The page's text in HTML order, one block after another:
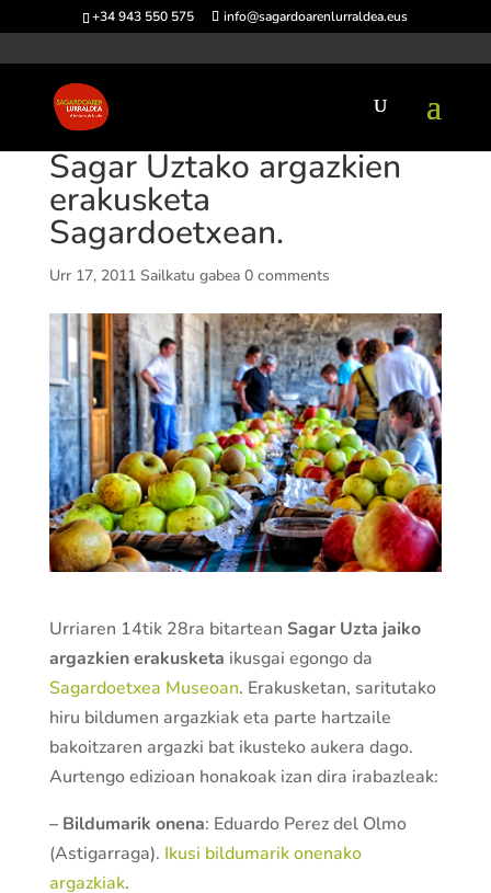
+34 943 550 575 info@sagardoarenlurraldea.eus
Sagar Uztako argazkien
erakusketa
Sagardoetxean.
Urr 17, 2011 Sailkatu gabea 0 comments
Urriaren 14tik 28ra bitartean Sagar Uzta jaiko
argazkien erakusketa ikusgai egongo da
Sagardoetxea Museoan. Erakusketan, saritutako
hiru bildumen argazkiak eta parte hartzaile
bakoitzaren argazki bat ikusteko aukera dago.
Aurtengo edizioan honakoak izan dira irabazleak:
– Bildumarik onena: Eduardo Perez del Olmo
(Astigarraga). Ikusi bildumarik onenako
argazkiak.